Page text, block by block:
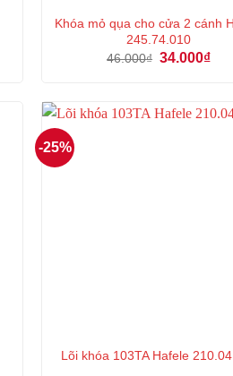
Khóa mỏ qụa cho cửa 2 cánh
245.74.010
46.000₫ Giá
34.000₫Giá
-25%
Lõi khóa 103TA Hafele